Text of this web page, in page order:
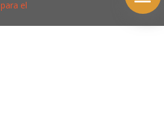
de la